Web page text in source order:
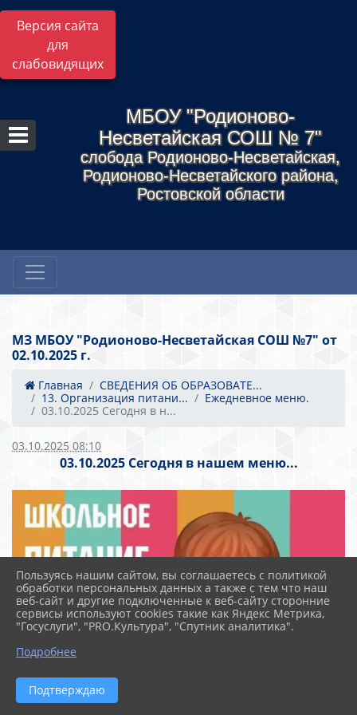
Версия сайта
для
слабовидящих
МБОУ "Родионово-
Несветайская СОШ № 7"
слобода Родионово-Несветайская,
Родионово-Несветайского района,
Ростовской области
МЗ МБОУ "Родионово-Несветайская СОШ №7" от
02.10.2025 г.
Главная
СВЕДЕНИЯ ОБ ОБРАЗОВАТЕ...
13. Организация питани...
Ежедневное меню.
03.10.2025 Сегодня в н...
03.10.2025 08:10
03.10.2025 Сегодня в нашем меню...
Пользуясь нашим сайтом, вы соглашаетесь с политикой
обработки персональных данных а также с тем что наш
веб-сайт и другие подключенные к веб-сайту сторонние
сервисы используют cookies такие как Яндекс Метрика,
"Госуслуги", "PRO.Культура", "Спутник аналитика".
Подробнее
Подтверждаю